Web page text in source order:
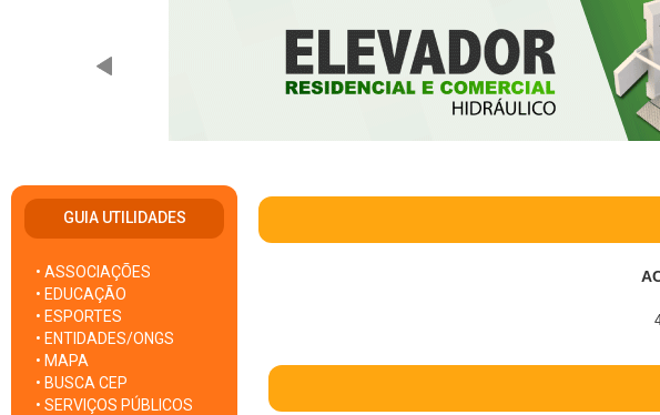
GUIA UTILIDADES
• ASSOCIAÇÕES
• EDUCAÇÃO
• ESPORTES
• ENTIDADES/ONGS
• MAPA
• BUSCA CEP
• SERVIÇOS PÚBLICOS